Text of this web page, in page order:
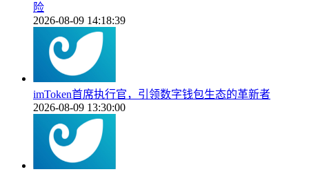
险
2026-08-09 14:18:39
imToken首席执行官，引领数字钱包生态的革新者
2026-08-09 13:30:00